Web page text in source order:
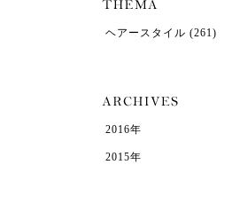
ヘアースタイル (261)
2016年
2015年